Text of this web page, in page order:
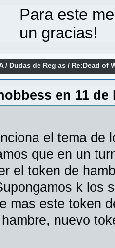
Para este
un gracias!
/ Dudas de Reglas / Re:Dead of
en 11 de
el tema de
que en un
el token de
k los
mas este token
nuevo